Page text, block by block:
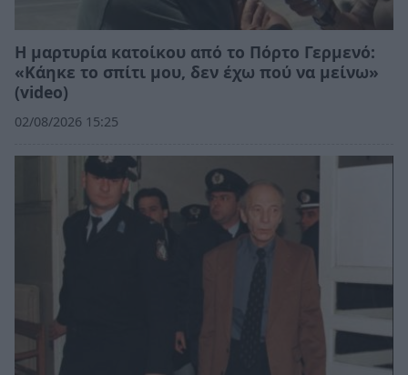
Η μαρτυρία κατοίκου από το Πόρτο Γερμενό:
«Κάηκε το σπίτι μου, δεν έχω πού να μείνω»
(video)
02/08/2026 15:25